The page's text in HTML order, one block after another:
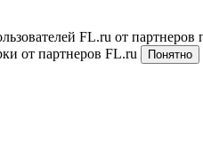
FL.ru от
от партнеров FL.ru
Понятно